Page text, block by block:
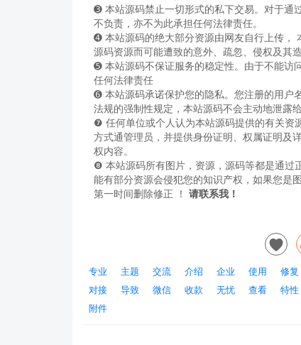
➌️ 本站源码禁止一切形式的私下交易。对于通
不负责，亦不为此承担任何法律责任。
➍️ 本站源码的绝大部分资源由网友自行上传，
源码资源而可能遭致的意外、疏忽、侵权及其
➎ 本站源码不保证服务的稳定性。由于不能访
任何法律责任
➏️ 本站源码承诺保护您的隐私。您注册的用户
法规的强制性规定，本站源码不会主动地泄露
❼ 任何单位或个人认为本站源码提供的有关资
方式通管理员，并提供身份证明、权属证明及
权内容。
❽ 本站源码所有图片，资源，源码等都是通过
能有部分资源会侵犯您的知识产权，如果您是
第一时间删除修正 ！ 请联系我！
专业 主题 交流 介绍 企业 使用 修复
对接
导致 微信 收款 无忧 查看 特性
附件